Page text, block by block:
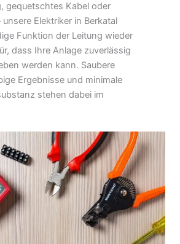
gequetschtes Kabel oder
Elektriker in Berkatal
Funktion der Leitung wieder
dass Ihre Anlage zuverlässig
werden kann. Saubere
Ergebnisse und minimale
stehen dabei im